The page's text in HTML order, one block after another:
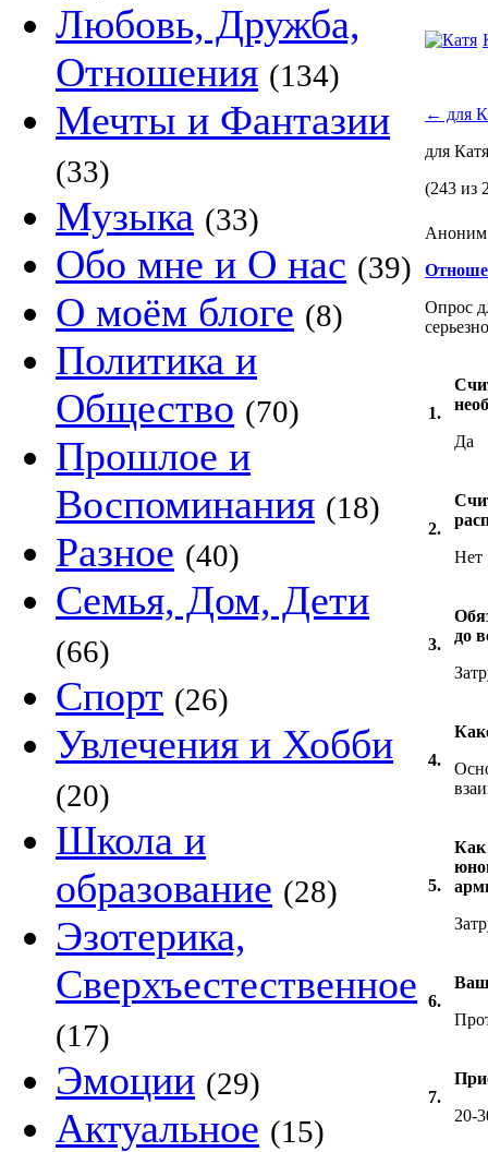
Любовь, Дружба,
Отношения (134)
Мечты и Фантазии
(33)
Музыка (33)
Обо мне и О нас (39)
О моём блоге (8)
Политика и
Общество (70)
Прошлое и
Воспоминания (18)
Разное (40)
Семья, Дом, Дети
(66)
Спорт (26)
Увлечения и Хобби
(20)
Школа и
образование (28)
Эзотерика,
Сверхъестественное
(17)
Эмоции (29)
Актуальное (15)
← для
для
(243 из
Аноним
Опрос
1.
Да
2.
Нет
3.
до
4.
5.
Как
6.
7.
20-